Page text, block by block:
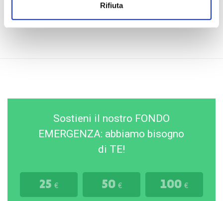
Rifiuta
Sostieni il nostro FONDO
EMERGENZA: abbiamo bisogno
di TE!
25 € 50 € 100 €